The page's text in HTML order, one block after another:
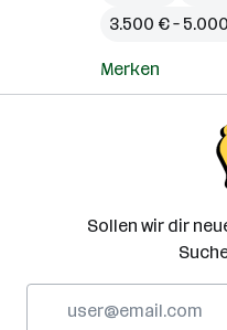
3.500 € –
Merken
Sollen wir dir